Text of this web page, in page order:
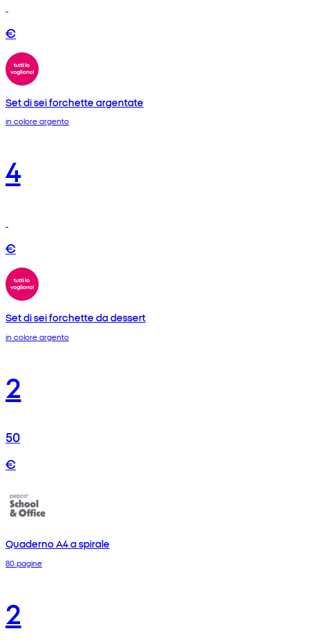
€
Set di sei forchette argentate
in colore argento
4
€
Set di sei forchette da dessert
in colore argento
2
50
€
Quaderno A4 a spirale
80 pagine
2